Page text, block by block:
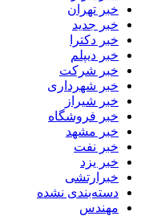
خبر تهران
خبر جدید
خبر دکترا
خبر دیپلم
خبر شرکت
خبر شهرداری
خبر شیراز
خبر فروشگاه
خبر مشهد
خبر نفت
خبر یزد
خبرارتشی
دسته‌بندی نشده
مهندس